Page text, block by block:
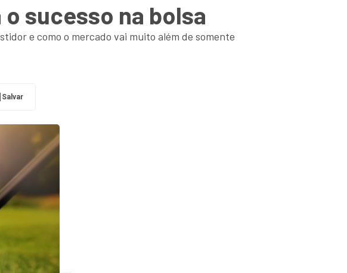
sucesso na bolsa
e como o mercado vai muito além de somente
Salvar